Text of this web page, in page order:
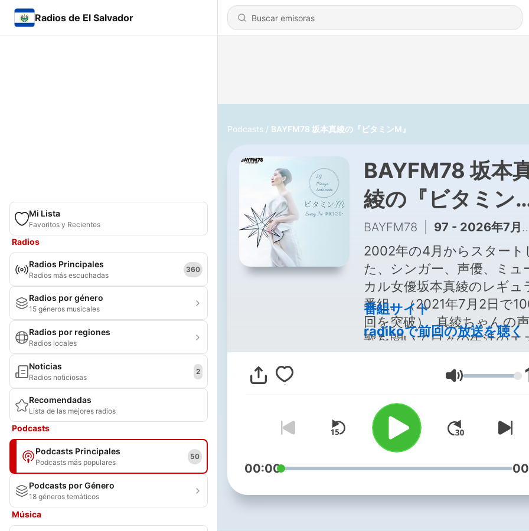
Radios de El Salvador
Mi Lista
Favoritos y Recientes
Radios
Radios Principales
Radios más escuchadas
360
Radios por género
15 géneros musicales
Radios por regiones
Radios locales
Noticias
Radios noticiosas
2
Recomendadas
Lista de las mejores radios
Podcasts
Podcasts Principales
Podcasts más populares
50
Podcasts por Género
18 géneros temáticos
Música
Podcasts BAYFM78 坂本真綾の『ビタミンM』
BAYFM78 坂本
綾の『ビタミン
M』
BAYFM78 97 - 2026年7月31日(金)『ビタミンM』
2002年の4月からスタート
た、シンガー、声優、ミュ
カル女優坂本真綾のレギュ
番組。（2021年7月2日で
回を突破） 真綾ちゃんの
歌を聞いて日々の生活のエ
ギーチャージになってもら
ばいいな～!そんな想いを
番組サイト
radikoで前回の放送を聴く
Volumen
00:00